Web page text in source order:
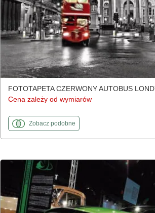
FOTOTAPETA CZERWONY AUTOBUS
Cena zależy od wymiarów
Zobaczfototapety
podobnedo Czerwony autobus Londyn